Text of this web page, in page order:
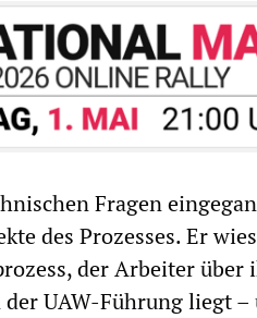
Fragen
des Prozesses. Er
der Arbeiter über
UAW-Führung liegt